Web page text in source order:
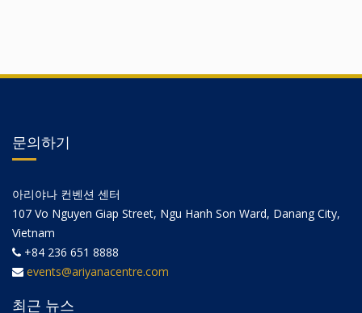
문의하기
아리야나 컨벤션 센터
107 Vo Nguyen Giap Street, Ngu Hanh Son Ward, Danang City,
Vietnam
+84 236 651 8888
events@ariyanacentre.com
최근 뉴스